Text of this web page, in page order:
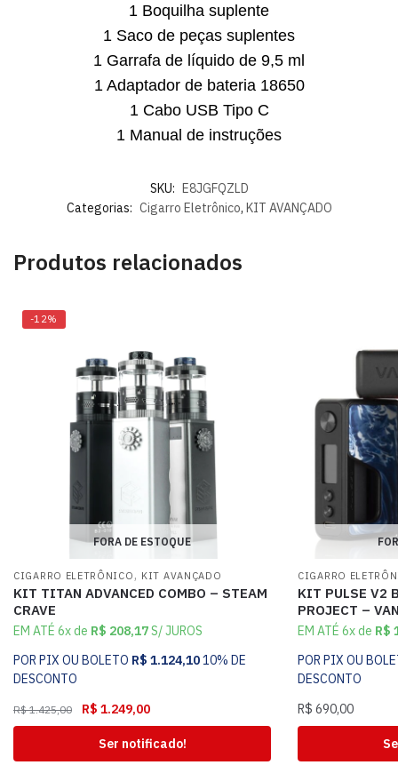
1 Boquilha suplente
1 Saco de peças suplentes
1 Garrafa de líquido de 9,5 ml
1 Adaptador de bateria 18650
1 Cabo USB Tipo C
1 Manual de instruções
SKU: E8JGFQZLD
Categorias: Cigarro Eletrônico, KIT AVANÇADO
Produtos relacionados
-12%
FORA DE ESTOQUE
CIGARRO ELETRÔNICO , KIT AVANÇADO
KIT TITAN ADVANCED COMBO – STEAM
CRAVE
EM ATÉ 6x de R$ 208,17S/ JUROS
POR PIX OU BOLETO R$ 1.124,1010% DE
DESCONTO
R$1.425,00 R$ 1.249,00
Ser notificado!
CIGARRO
KIT PULSE V2
PROJECT –
EM ATÉ 6x de R$
POR PIX OU
DESCONTO
R$ 690,00